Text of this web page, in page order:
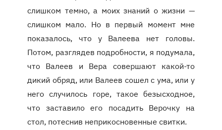
слишком темно, а моих знаний о жизни —
слишком мало. Но в первый момент мне
показалось, что у Валеева нет головы.
Потом, разглядев подробности, я подумала,
что Валеев и Вера совершают какой-то
дикий обряд, или Валеев сошел с ума, или у
него случилось горе, такое безысходное,
что заставило его посадить Верочку на
стол, потеснив неприкосновенные свитки.